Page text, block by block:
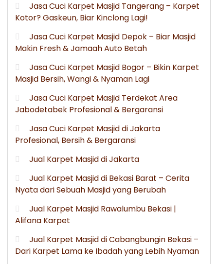
Jasa Cuci Karpet Masjid Tangerang – Karpet
Kotor? Gaskeun, Biar Kinclong Lagi!
Jasa Cuci Karpet Masjid Depok – Biar Masjid
Makin Fresh & Jamaah Auto Betah
Jasa Cuci Karpet Masjid Bogor – Bikin Karpet
Masjid Bersih, Wangi & Nyaman Lagi
Jasa Cuci Karpet Masjid Terdekat Area
Jabodetabek Profesional & Bergaransi
Jasa Cuci Karpet Masjid di Jakarta
Profesional, Bersih & Bergaransi
Jual Karpet Masjid di Jakarta
Jual Karpet Masjid di Bekasi Barat – Cerita
Nyata dari Sebuah Masjid yang Berubah
Jual Karpet Masjid Rawalumbu Bekasi |
Alifana Karpet
Jual Karpet Masjid di Cabangbungin Bekasi –
Dari Karpet Lama ke Ibadah yang Lebih Nyaman